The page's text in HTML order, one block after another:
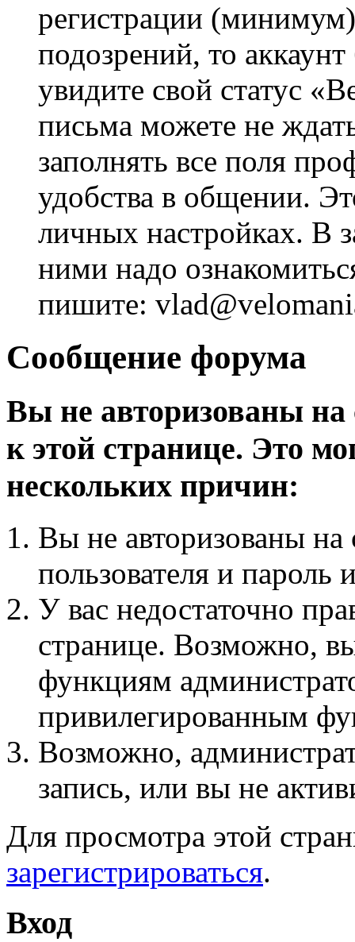
регистрации
подозрений, то
увидите свой статус
письма можете не
заполнять все поля
удобства в общении.
личных настройках. В
ними надо
пишите:
Сообщение форума
Вы не авторизованы на
к этой странице. Это
нескольких причин:
Вы не авторизованы на
пользователя и пароль
У вас недостаточно
странице. Возможно,
функциям
привилегированным
Возможно,
запись, или вы не
Для просмотра этой
зарегистрироваться.
Вход